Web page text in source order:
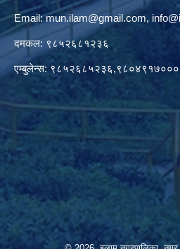
Email:mun.ilam@gmail.com,
दमकल: ९८५२६८१२३६
एम्बुलेन्स: ९८५२६८५२३६,९८०४९१७०००